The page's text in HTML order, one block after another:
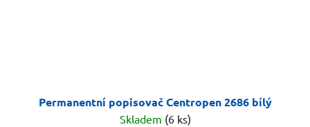
Permanentní popisovač Centropen 2686 bílý
Skladem (6 ks)